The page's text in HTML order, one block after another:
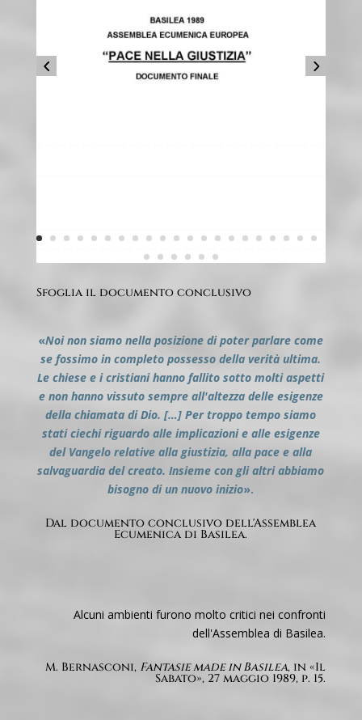
Sfoglia il documento conclusivo
«Noi non siamo nella posizione di poter parlare come
se fossimo in completo possesso della verità ultima.
Le chiese e i cristiani hanno fallito sotto molti aspetti
e non hanno vissuto sempre all'altezza delle esigenze
della chiamata di Dio. […] Per troppo tempo siamo
stati ciechi riguardo alle implicazioni e alle esigenze
del Vangelo relative alla giustizia, alla pace e alla
salvaguardia del creato. Insieme con gli altri abbiamo
bisogno di un nuovo inizio».
Dal documento conclusivo dell'Assemblea
Ecumenica di Basilea.
Alcuni ambienti furono molto critici nei confronti
dell'Assemblea di Basilea.
M. Bernasconi, Fantasie made in Basilea, in «Il
Sabato», 27 maggio 1989, p. 15.